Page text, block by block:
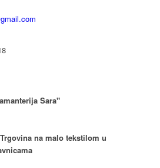
Sara"
na malo tekstilom u